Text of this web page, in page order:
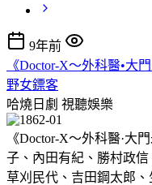
9年前
《Doctor-X～外科醫•大
野女鏢客
哈燒日劇 視聽娛樂
《Doctor-X～外科醫·大
子、內田有紀、勝村政
草刈民代、吉田鋼太郎